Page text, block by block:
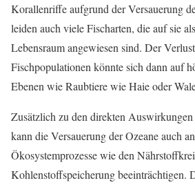
Korallenriffe aufgrund der Versauerung
leiden auch viele Fischarten, die auf sie
Lebensraum angewiesen sind. Der
Fischpopulationen könnte sich dann auf
Ebenen wie Raubtiere wie Haie oder
Zusätzlich zu den direkten Auswirkungen
kann die Versauerung der Ozeane auch
Ökosystemprozesse wie den
Kohlenstoffspeicherung beeinträchtigen.